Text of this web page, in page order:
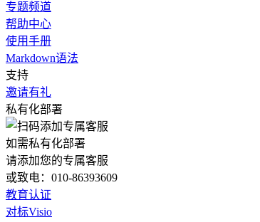
专题频道
帮助中心
使用手册
Markdown语法
支持
邀请有礼
私有化部署
如需私有化部署
请添加您的专属客服
或致电：010-86393609
教育认证
对标Visio